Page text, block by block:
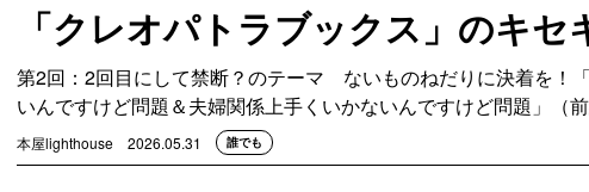
「クレオパトラブックス」のキセ
第2回：2回目にして禁断？のテーマ ないものねだりに決着を！
いんですけど問題＆夫婦関係上手くいかないんですけど問題」（前
本屋lighthouse 2026.05.31 誰でも